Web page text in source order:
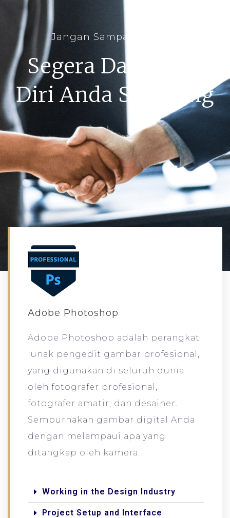
Jangan Sampai Terlewat
Segera Daftarkan
Diri Anda Sekarang
Adobe Photoshop
Adobe Photoshop adalah perangkat
lunak pengedit gambar profesional,
yang digunakan di seluruh dunia
oleh fotografer profesional,
fotografer amatir, dan desainer.
Sempurnakan gambar digital Anda
dengan melampaui apa yang
ditangkap oleh kamera
Working in the Design Industry
Project Setup and Interface